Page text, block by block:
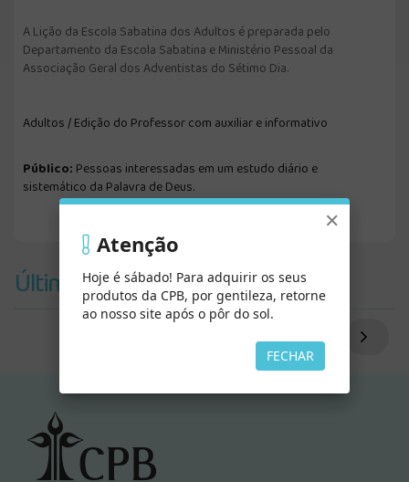
A Lição da Escola Sabatina dos Adultos é preparada pelo
Departamento da Escola Sabatina e Ministério Pessoal da
Associação Geral dos Adventistas do Sétimo Dia.
Adultos / Edição do Professor com auxiliar e informativo
Público: Pessoas interessadas em um estudo diário e
sistemático da Palavra de Deus.
Últimos Vistos
×
Atenção
Hoje é sábado! Para adquirir os seus
produtos da CPB, por gentileza, retorne
ao nosso site após o pôr do sol.
FECHAR